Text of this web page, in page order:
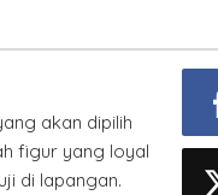
akan dipilih
figur yang loyal
di lapangan.